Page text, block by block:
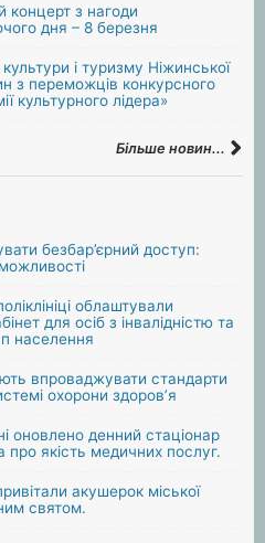
концерт з нагоди
дня – 8 березня
і туризму Ніжинської
з переможців конкурсного
культурного лідера»
Більше новин...
безбар’єрний доступ:
облаштували
для осіб з інвалідністю та
населення
впроваджувати стандарти
охорони здоров’я
оновлено денний стаціонар
про якість медичних послуг.
акушерок міської
святом.